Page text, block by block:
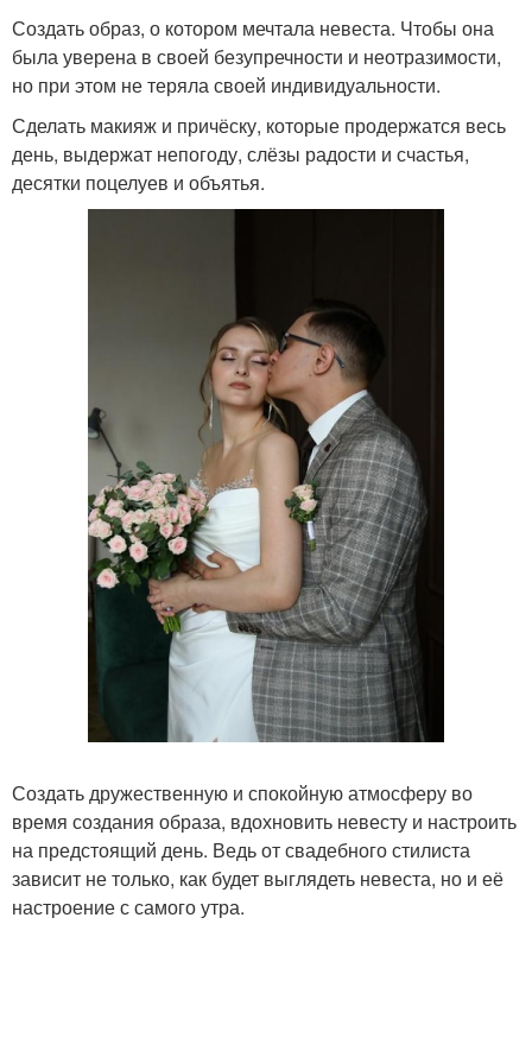
Создать образ, о котором мечтала невеста. Чтобы она
была уверена в своей безупречности и неотразимости,
но при этом не теряла своей индивидуальности.
Сделать макияж и причёску, которые продержатся весь
день, выдержат непогоду, слёзы радости и счастья,
десятки поцелуев и объятья.
Создать дружественную и спокойную атмосферу во
время создания образа, вдохновить невесту и настроить
на предстоящий день. Ведь от свадебного стилиста
зависит не только, как будет выглядеть невеста, но и её
настроение с самого утра.